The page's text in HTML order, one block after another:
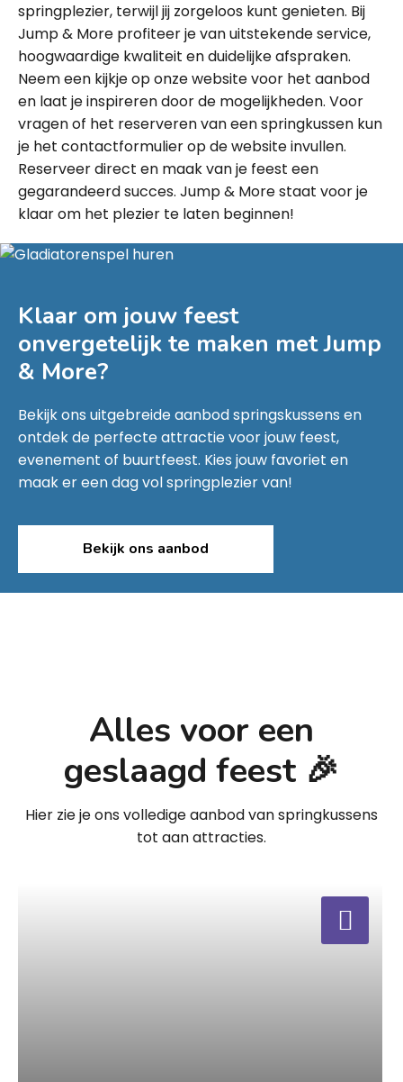
springplezier, terwijl jij zorgeloos kunt genieten. Bij
Jump & More profiteer je van uitstekende service,
hoogwaardige kwaliteit en duidelijke afspraken.
Neem een kijkje op onze website voor het aanbod
en laat je inspireren door de mogelijkheden. Voor
vragen of het reserveren van een springkussen kun
je het contactformulier op de website invullen.
Reserveer direct en maak van je feest een
gegarandeerd succes. Jump & More staat voor je
klaar om het plezier te laten beginnen!
Klaar om jouw feest
onvergetelijk te maken metJump
& More?
Bekijk ons uitgebreide aanbod springskussens en
ontdek de perfecte attractie voor jouw feest,
evenement of buurtfeest. Kies jouw favoriet en
maak er een dag vol springplezier van!
Bekijk ons aanbod
Alles voor een
geslaagd feest 🎉
Hier zie je ons volledige aanbod van springkussens
tot aan attracties.